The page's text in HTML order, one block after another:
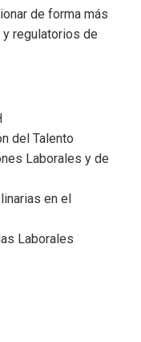
de forma más
regulatorios de
del Talento
Laborales y de
en el
Laborales